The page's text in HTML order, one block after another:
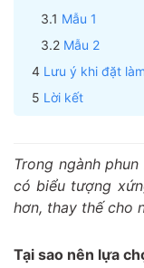
Mẫu 1
Mẫu 2
Lưu ý khi đặt
Lời kết
Trong ngành
có biểu tượng
hơn, thay thế cho
Tại sao nên lựa